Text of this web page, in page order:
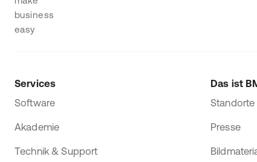
Services
Software
Akademie
Technik & Support
Das ist
Standorte
Presse